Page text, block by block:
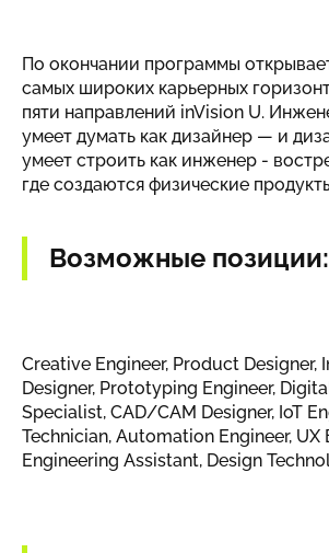
По окончании программы
самых широких карьерных
пяти направлений inVision U.
умеет думать как дизайнер — и
умеет строить как инженер -
где создаются физические
Возможные позиции:
Creative Engineer, Product Designer,
Designer, Prototyping Engineer,
Specialist, CAD/CAM Designer, IoT
Technician, Automation Engineer, UX
Engineering Assistant, Design